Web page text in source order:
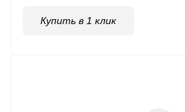
Купить в 1 клик